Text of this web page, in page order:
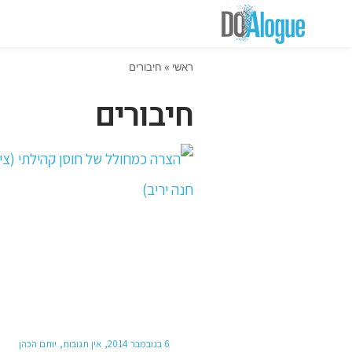
ראשי » חיבורים
חיבורים
6 בנובמבר 2014 אין תגובות יותם הכהן